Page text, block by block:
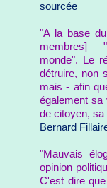
sourcée
"A la base
membres]
monde". Le
détruire, non
mais - afin
également sa
de citoyen, sa
Bernard
"Mauvais
opinion
C'est dire